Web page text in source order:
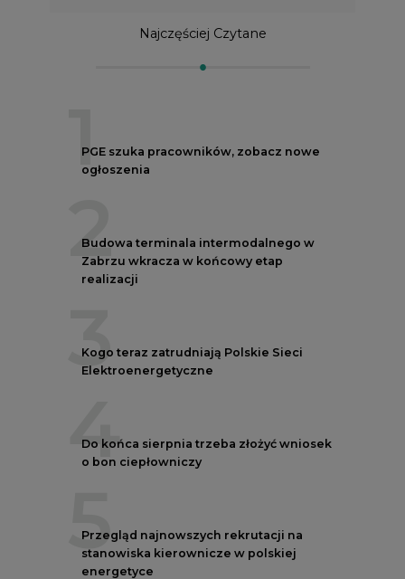
Najczęściej Czytane
1
PGE szuka pracowników, zobacz nowe
ogłoszenia
2
Budowa terminala intermodalnego w
Zabrzu wkracza w końcowy etap
realizacji
3
Kogo teraz zatrudniają Polskie Sieci
Elektroenergetyczne
4
Do końca sierpnia trzeba złożyć wniosek
o bon ciepłowniczy
5
Przegląd najnowszych rekrutacji na
stanowiska kierownicze w polskiej
energetyce